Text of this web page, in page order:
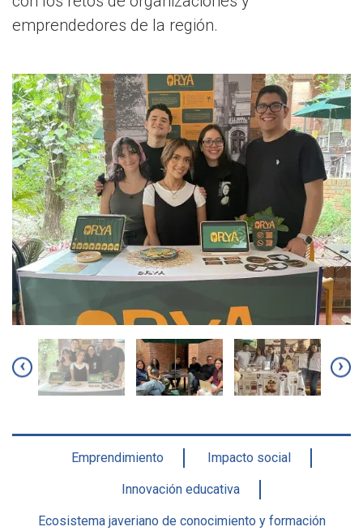
emprendedores de la región.
‹ ›
Emprendimiento Impacto social
Innovación educativa
Ecosistema javeriano de conocimiento y formación